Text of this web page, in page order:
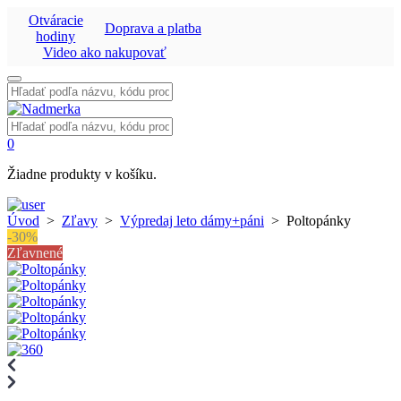
Otváracie
hodiny
Doprava a platba
Video ako nakupovať
Vyhľadať:
Vyhľadať:
0
Žiadne produkty v košíku.
Úvod > Zľavy > Výpredaj leto dámy+páni > Poltopánky
-30%
Zľavnené